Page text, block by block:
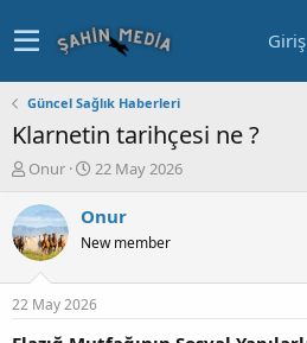
Güncel Sağlık Haberleri
Klarnetin tarihçesi ne ?
K
n
u
y
b
a
ş
Onur
B
ş
a
g
ı
ç
22 May 2026
Onur
New member
22 May 2026